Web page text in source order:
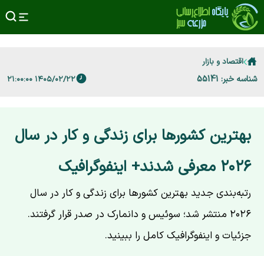
اقتصاد و بازار
شناسه خبر: 55141 ۱۴۰۵/۰۲/۲۲ ۲۱:۰۰:۰۰
بهترین کشورها برای زندگی و کار در سال
۲۰۲۶ معرفی شدند+ اینفوگرافیک
رتبه‌بندی جدید بهترین کشورها برای زندگی و کار در سال
۲۰۲۶ منتشر شد؛ سوئیس و دانمارک در صدر قرار گرفتند.
جزئیات و اینفوگرافیک کامل را ببینید.